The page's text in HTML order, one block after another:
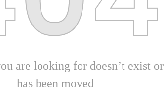
are looking for doesn’t exist or
has been moved